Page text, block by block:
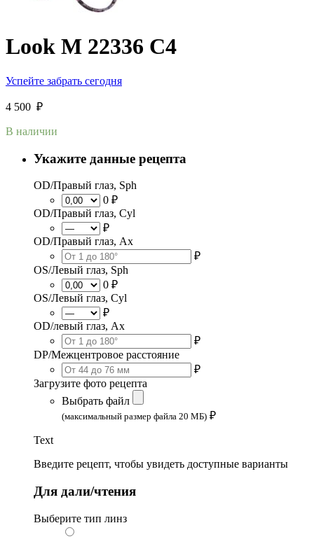
Look M 22336 C4
Успейте забрать сегодня
4 500 ₽
В наличии
Укажите данные рецепта
OD/Правый глаз, Sph
0 ₽
OD/Правый глаз, Cyl
₽
OD/Правый глаз, Ax
₽
OS/Левый глаз, Sph
0 ₽
OS/Левый глаз, Cyl
₽
OD/левый глаз, Ax
₽
DP/Межцентровое расстояние
₽
Загрузите фото рецепта
Выбрать файл
(максимальный размер файла 20 МБ) ₽
Text
Введите рецепт, чтобы увидеть доступные варианты
Для дали/чтения
Выберите тип линз